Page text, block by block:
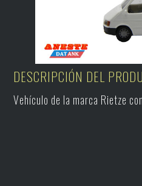
DESCRIPCIÓN DEL
Vehículo de la marca Rietze